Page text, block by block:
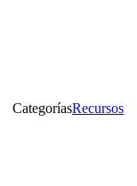
CategoríasRecursos